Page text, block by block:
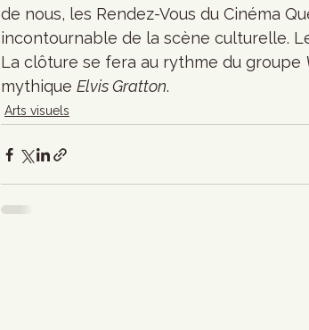
de nous, les Rendez-Vous du Cinéma
incontournable de la scène culturelle.
La clôture se fera au rythme du groupe
mythique Elvis Gratton.
Arts visuels